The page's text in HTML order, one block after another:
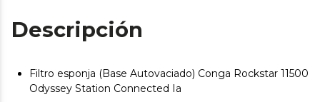
Descripción
Filtro esponja (Base Autovaciado) Conga Rockstar 11500
Odyssey Station Connected Ia